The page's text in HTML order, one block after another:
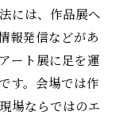
には、作品展へ
報発信などがあ
ート展に足を運
す。会場では作
場ならではのエ